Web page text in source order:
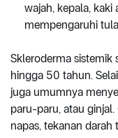
wajah, kepala,
mempengaruhi
Skleroderma sistemik
hingga 50 tahun.
juga umumnya
paru-paru, atau
napas, tekanan